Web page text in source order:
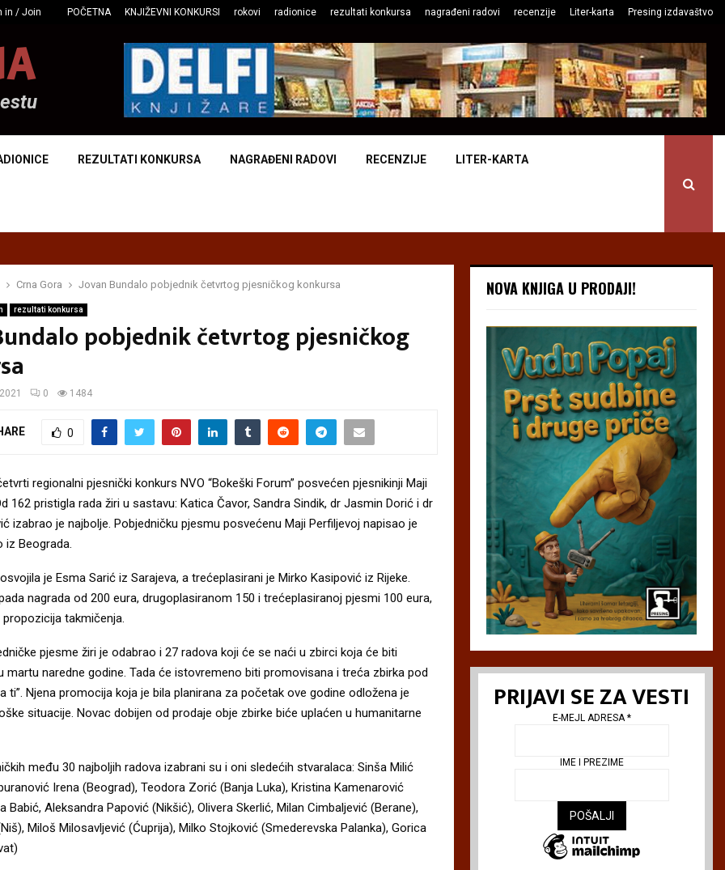
in / Join POČETNA KNJIŽEVNI KONKURSI rokovi radionice rezultati konkursa nagrađeni radovi recenzije Liter-karta Presing izdavaštvo
REZULTATI KONKURSA NAGRAĐENI RADOVI RECENZIJE LITER-KARTA
Crna Gora Jovan Bundalo pobjednik četvrtog pjesničkog konkursa
rezultati konkursa
pobjednik četvrtog pjesničkog
0 1484
0
regionalni pjesnički konkurs NVO “Bokeški Forum” posvećen pjesnikinji Maji
162 pristigla rada žiri u sastavu: Katica Čavor, Sandra Sindik, dr Jasmin Dorić i dr
izabrao je najbolje. Pobjedničku pjesmu posvećenu Maji Perfiljevoj napisao je
iz Beograda.
je Esma Sarić iz Sarajeva, a trećeplasirani je Mirko Kasipović iz Rijeke.
nagrada od 200 eura, drugoplasiranom 150 i trećeplasiranoj pjesmi 100 eura,
takmičenja.
pjesme žiri je odabrao i 27 radova koji će se naći u zbirci koja će biti
martu naredne godine. Tada će istovremeno biti promovisana i treća zbirka pod
ti”. Njena promocija koja je bila planirana za početak ove godine odložena je
situacije. Novac dobijen od prodaje obje zbirke biće uplaćen u humanitarne
među 30 najboljih radova izabrani su i oni sledećih stvaralaca: Sinša Milić
Irena (Beograd), Teodora Zorić (Banja Luka), Kristina Kamenarović
Babić, Aleksandra Papović (Nikšić), Olivera Skerlić, Milan Cimbaljević (Berane),
Miloš Milosavljević (Ćuprija), Milko Stojković (Smederevska Palanka), Gorica
NOVA KNJIGA U PRODAJI!
PRIJAVI SE ZA VESTI
E-MEJL ADRESA*
IME I PREZIME